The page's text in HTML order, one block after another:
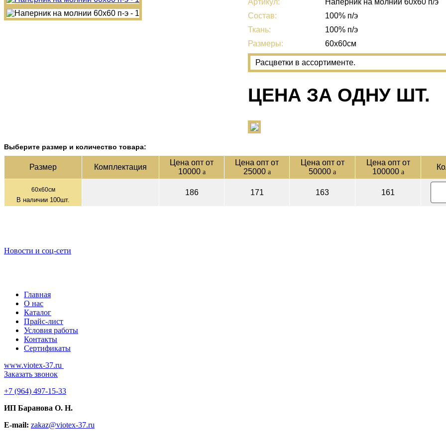
Состав:
100% п/э
Ткань:
100% п/э
Размеры:
60х60см
Расцветки в ассортименте.
ЦЕНА ЗА ОДНУ ШТ.
Выберите размер и количество товара:
Раз­мер Ком­плек­тация
Цена опт от
10000 a
Цена опт от
25000 a
Цена опт от
50000 a
Цена опт от
100000 a
60х60см
В наличии 100шт.
186 171 163 161
Новости и соц-сети
Главная
О нас
Каталог
Прайс-лист
Условия работы
Контакты
Сертификаты
www.viotex-37.ru
Заказать звонок
+7 (964) 497-15-33
ИП Баранова О. Н.
E-mail: zakaz@viotex-37.ru